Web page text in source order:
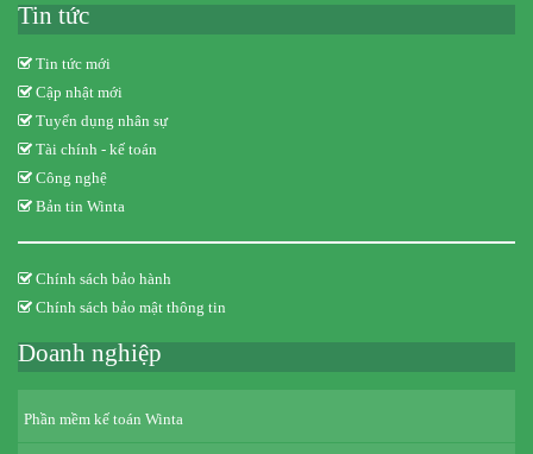
Tin tức
Tin tức mới
Cập nhật mới
Tuyển dụng nhân sự
Tài chính - kế toán
Công nghệ
Bản tin Winta
Chính sách bảo hành
Chính sách bảo mật thông tin
Doanh nghiệp
Phần mềm kế toán Winta